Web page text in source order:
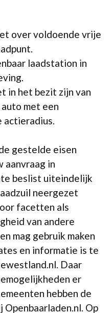
over voldoende vrije
laadstation in
in het bezit zijn van
met een
actieradius.
gestelde eisen
aanvraag in
beslist uiteindelijk
neergezet
facetten als
van andere
mag gebruik maken
en informatie is te
Daar
er
hebben de
Op